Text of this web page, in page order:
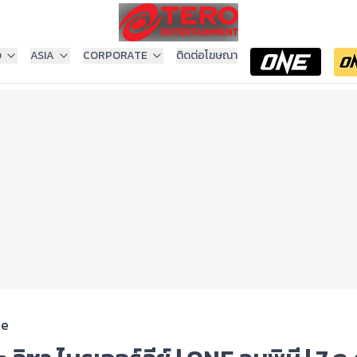
ASIA CORPORATE ติดต่อโฆษณา